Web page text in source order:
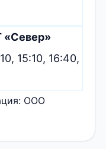
«Север»
15:10, 16:40,
ООО